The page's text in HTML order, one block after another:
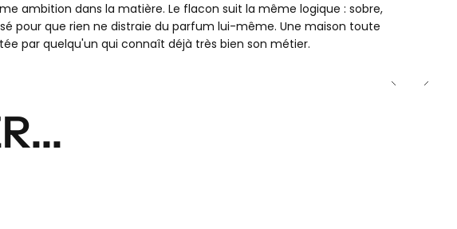
ambition dans la matière. Le flacon suit la même logique : sobre,
pour que rien ne distraie du parfum lui-même. Une maison toute
par quelqu'un qui connaît déjà très bien son métier.
produit n'a encore été sélectionné.